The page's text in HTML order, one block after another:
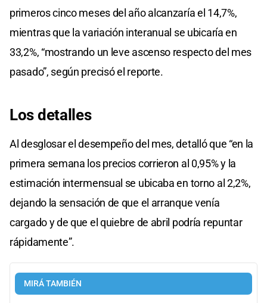
primeros cinco meses del año alcanzaría el 14,7%,
mientras que la variación interanual se ubicaría en
33,2%, “mostrando un leve ascenso respecto del mes
pasado”, según precisó el reporte.
Los detalles
Al desglosar el desempeño del mes, detalló que “en la
primera semana los precios corrieron al 0,95% y la
estimación intermensual se ubicaba en torno al 2,2%,
dejando la sensación de que el arranque venía
cargado y de que el quiebre de abril podría repuntar
rápidamente”.
MIRÁ TAMBIÉN